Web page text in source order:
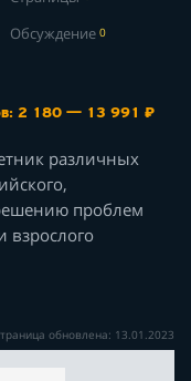
Обсуждение 0
2 180 — 13 991 ₽
различных
проблем
взрослого
обновлена: 13.01.2023